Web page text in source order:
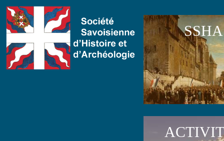
SSHA